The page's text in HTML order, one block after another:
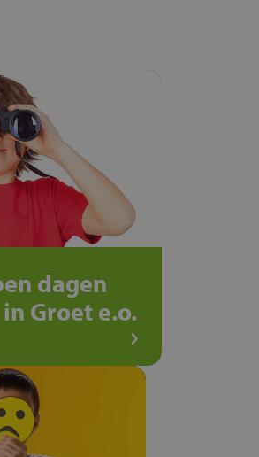
dagen
Groet e.o.